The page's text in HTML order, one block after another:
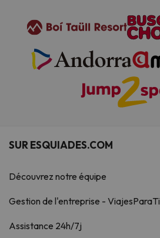
SUR ESQUIADES.COM
Découvrez notre équipe
Gestion de l'entreprise - ViajesParaTi
Assistance 24h/7j